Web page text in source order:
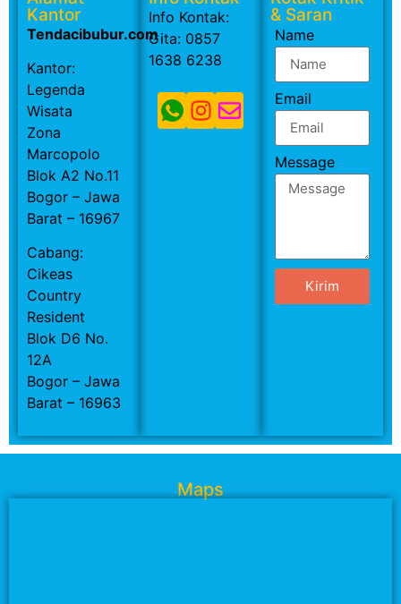
Kantor
Tendacibubur.com
Kantor:
Legenda
Wisata
Zona
Marcopolo
Blok A2 No.11
Bogor – Jawa
Barat – 16967
Cabang:
Cikeas
Country
Resident
Blok D6 No.
12A
Bogor – Jawa
Barat – 16963
Info Kontak:
Gita: 0857
1638 6238
& Saran
Name
Email
Message
Kirim
Maps